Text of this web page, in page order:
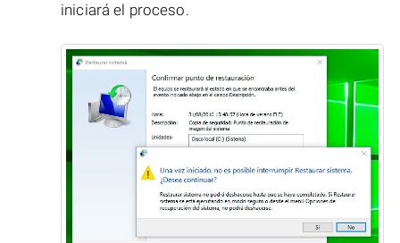
iniciará el proceso.